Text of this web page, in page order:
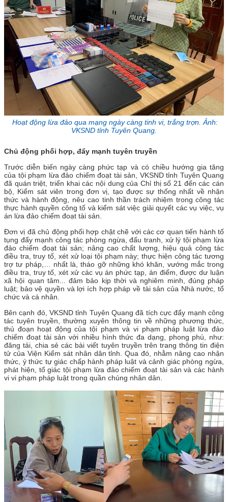
Hoạt động lừa đảo qua mạng ngày càng tinh vi, trắng trợn. Ảnh:
VKSND tỉnh Tuyên Quang.
Chủ động phối hợp, đẩy mạnh tuyên truyền
Trước diễn biến ngày càng phức tạp và có chiều hướng gia tăng
của tội phạm lừa đảo chiếm đoạt tài sản, VKSND tỉnh Tuyên Quang
đã quán triệt, triển khai các nội dung của Chỉ thị số 21 đến các cán
bộ, Kiểm sát viên trong đơn vị, tạo được sự thống nhất về nhận
thức và hành động, nêu cao tinh thần trách nhiệm trong công tác
thực hành quyền công tố và kiểm sát việc giải quyết các vụ việc, vụ
án lừa đảo chiếm đoạt tài sản.
Đơn vị đã chủ động phối hợp chặt chẽ với các cơ quan tiến hành tố
tụng đẩy mạnh công tác phòng ngừa, đấu tranh, xử lý tội phạm lừa
đảo chiếm đoạt tài sản; nâng cao chất lượng, hiệu quả công tác
điều tra, truy tố, xét xử loại tội phạm này; thực hiện công tác tương
trợ tư pháp,… nhất là, tháo gỡ những khó khăn, vướng mắc trong
điều tra, truy tố, xét xử các vụ án phức tạp, án điểm, được dư luận
xã hội quan tâm... đảm bảo kịp thời và nghiêm minh, đúng pháp
luật; bảo vệ quyền và lợi ích hợp pháp về tài sản của Nhà nước, tổ
chức và cá nhân.
Bên cạnh đó, VKSND tỉnh Tuyên Quang đã tích cực đẩy mạnh công
tác tuyên truyền, thường xuyên thông tin về những phương thức,
thủ đoạn hoạt động của tội phạm và vi phạm pháp luật lừa đảo
chiếm đoạt tài sản với nhiều hình thức đa dạng, phong phú, như:
đăng tải, chia sẻ các bài viết tuyên truyền trên trang thông tin điện
tử của Viện Kiểm sát nhân dân tỉnh. Qua đó, nhằm nâng cao nhận
thức, ý thức tự giác chấp hành pháp luật và cảnh giác phòng ngừa,
phát hiện, tố giác tội phạm lừa đảo chiếm đoạt tài sản và các hành
vi vi phạm pháp luật trong quần chúng nhân dân.